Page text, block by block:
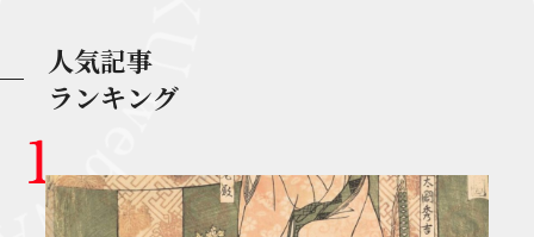
人気記事
ランキング